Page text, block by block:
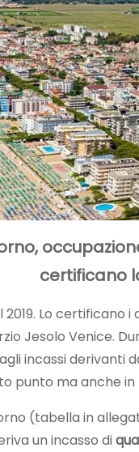
certificano
Lo
Jesolo Venice.
incassi derivanti
punto ma anche
(tabella in
un incasso di